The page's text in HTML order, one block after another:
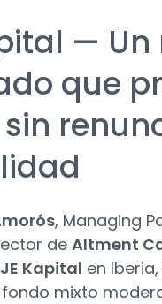
—
que
, Managing
de Altment
Kapital en
fondo mixto